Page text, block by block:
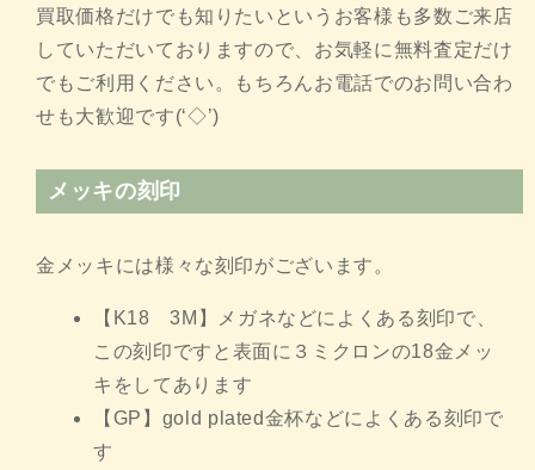
買取価格だけでも知りたいというお客様も多数ご来店
していただいておりますので、お気軽に無料査定だけ
でもご利用ください。もちろんお電話でのお問い合わ
せも大歓迎です(‘◇’)ゞ
メッキの刻印
金メッキには様々な刻印がございます。
【K18 3M】メガネなどによくある刻印で、
この刻印ですと表面に３ミクロンの18金メッ
キをしてあります
【GP】gold plated金杯などによくある刻印で
す